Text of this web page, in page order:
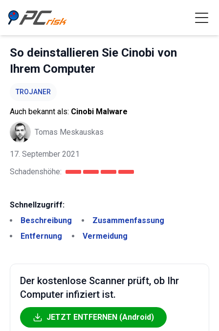
So deinstallieren Sie Cinobi von
Ihrem Computer
TROJANER
Auch bekannt als: Cinobi Malware
Tomas Meskauskas
17. September 2021
Schadenshöhe:
Schnellzugriff:
Beschreibung
Zusammenfassung
Entfernung
Vermeidung
Der kostenlose Scanner prüft, ob Ihr
Computer infiziert ist.
JETZT ENTFERNEN (Android)